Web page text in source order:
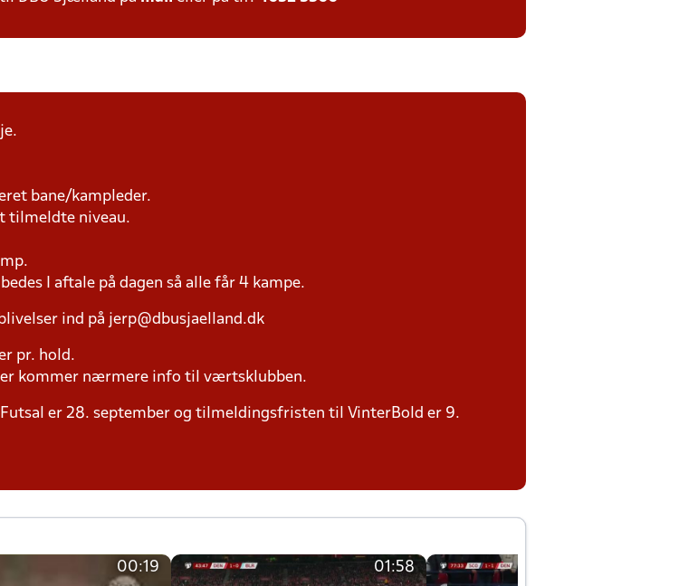
bane/kampleder.
tilmeldte niveau.
I aftale på dagen så alle får 4 kampe.
ind på jerp@dbusjaelland.dk
pr. hold.
kommer nærmere info til værtsklubben.
er 28. september og tilmeldingsfristen til VinterBold er 9.
00:19 01:58